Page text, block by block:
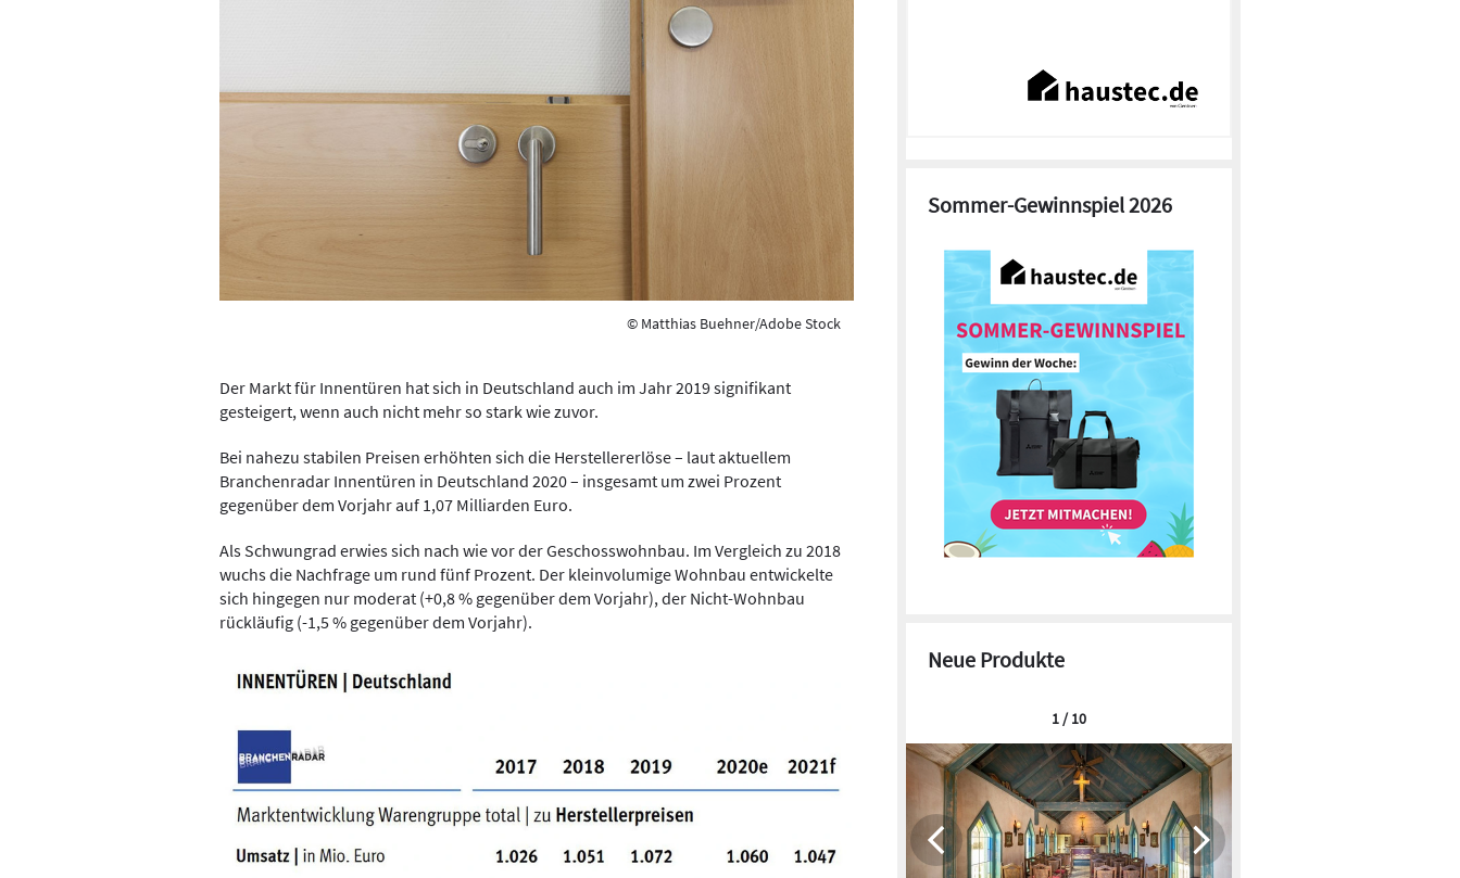
© Matthias Buehner/Adobe Stock
Der Markt für Innentüren hat sich in Deutschland auch im Jahr 2019 signifikant
gesteigert, wenn auch nicht mehr so stark wie zuvor.
Bei nahezu stabilen Preisen erhöhten sich die Herstellererlöse – laut aktuellem
Branchenradar Innentüren in Deutschland 2020 – insgesamt um zwei Prozent
gegenüber dem Vorjahr auf 1,07 Milliarden Euro.
Als Schwungrad erwies sich nach wie vor der Geschosswohnbau. Im Vergleich zu 2018
wuchs die Nachfrage um rund fünf Prozent. Der kleinvolumige Wohnbau entwickelte
sich hingegen nur moderat (+0,8 % gegenüber dem Vorjahr), der Nicht-Wohnbau
rückläufig (-1,5 % gegenüber dem Vorjahr).
Sommer-Gewinnspiel 2026
Neue Produkte
1 / 10